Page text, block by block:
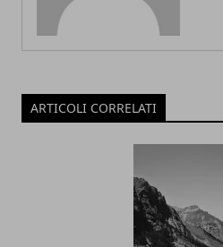
ARTICOLI CORRELATI